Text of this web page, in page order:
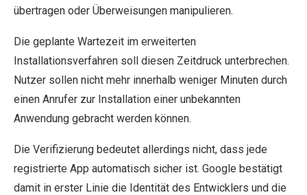
übertragen oder Überweisungen manipulieren.
Die geplante Wartezeit im erweiterten
Installationsverfahren soll diesen Zeitdruck unterbrechen.
Nutzer sollen nicht mehr innerhalb weniger Minuten durch
einen Anrufer zur Installation einer unbekannten
Anwendung gebracht werden können.
Die Verifizierung bedeutet allerdings nicht, dass jede
registrierte App automatisch sicher ist. Google bestätigt
damit in erster Linie die Identität des Entwicklers und die